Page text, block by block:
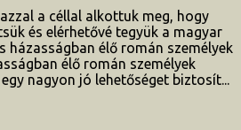
a céllal alkottuk meg, hogy
és elérhetővé tegyük a magyar
házasságban élő román személyek
élő román személyek
nagyon jó lehetőséget biztosít...